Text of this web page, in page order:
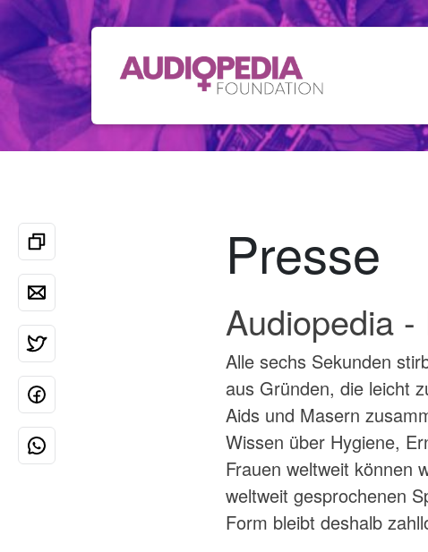
Presse
Audiopedia
Alle sechs Sekunden
aus Gründen, die leicht
Aids und Masern
Wissen über Hygiene,
Frauen weltweit können
weltweit gesprochenen
Form bleibt deshalb